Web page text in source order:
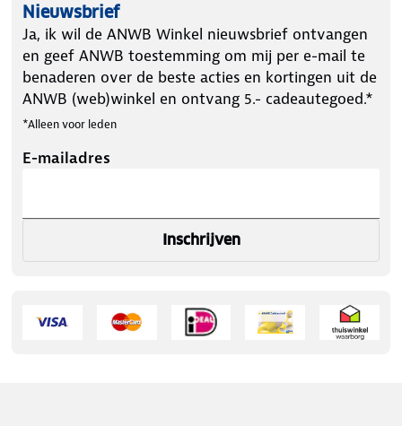
Nieuwsbrief
Ja, ik wil de ANWB Winkel nieuwsbrief ontvangen
en geef ANWB toestemming om mij per e-mail te
benaderen over de beste acties en kortingen uit de
ANWB (web)winkel en ontvang 5.- cadeautegoed.*
*Alleen voor leden
E-mailadres
Inschrijven